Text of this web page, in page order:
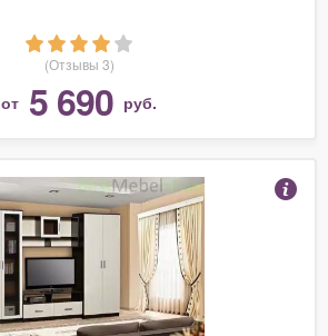
(Отзывы 3)
от 5 690 руб.